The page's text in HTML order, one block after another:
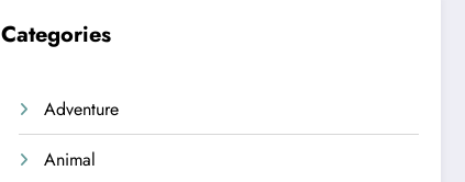
Categories
Adventure
Animal